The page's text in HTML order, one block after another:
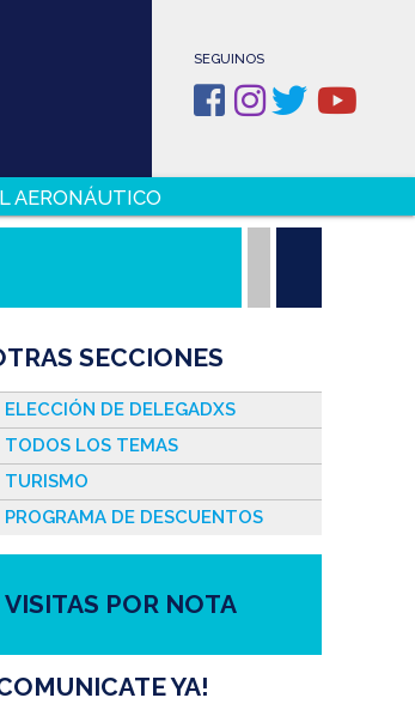
SEGUINOS
AERONÁUTICO
SECCIONES
ELECCIÓN DE DELEGADXS
TODOS LOS TEMAS
TURISMO
PROGRAMA DE DESCUENTOS
VISITAS POR NOTA
YA!